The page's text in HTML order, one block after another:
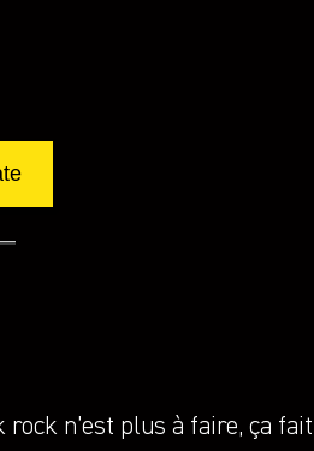
n’est plus à faire, ça fait